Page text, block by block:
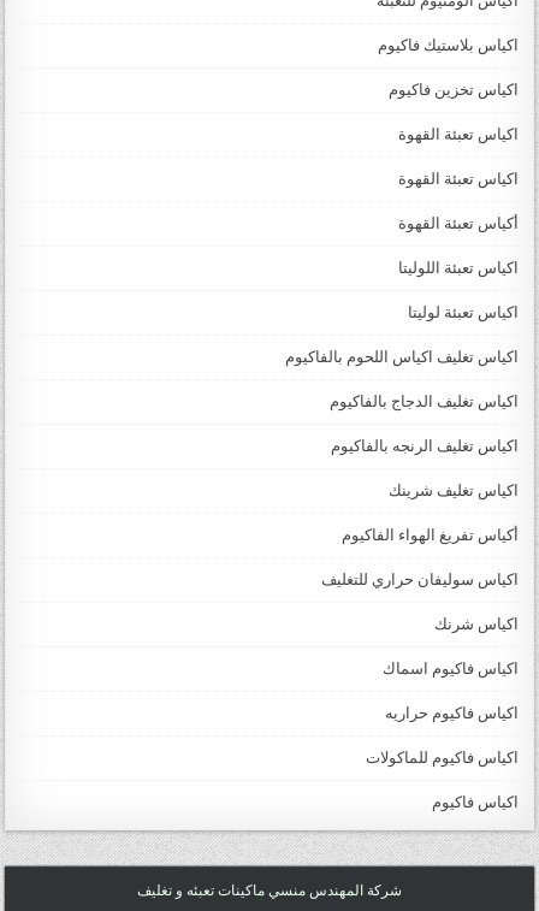
اكياس بلاستيك فاكيوم
اكياس تخزين فاكيوم
اكياس تعبئة القهوة
اكياس تعبئة القهوة
أكياس تعبئة القهوة
اكياس تعبئة اللوليتا
اكياس تعبئة لوليتا
اكياس تغليف اكياس اللحوم بالفاكيوم
اكياس تغليف الدجاج بالفاكيوم
اكياس تغليف الرنجه بالفاكيوم
اكياس تغليف شرينك
أكياس تفريغ الهواء الفاكيوم
اكياس سوليفان حراري للتغليف
اكياس شرنك
اكياس فاكيوم اسماك
اكياس فاكيوم حراريه
اكياس فاكيوم للماكولات
اكياس فاكيوم
شركة المهندس منسي ماكينات تعبئه و تغليف